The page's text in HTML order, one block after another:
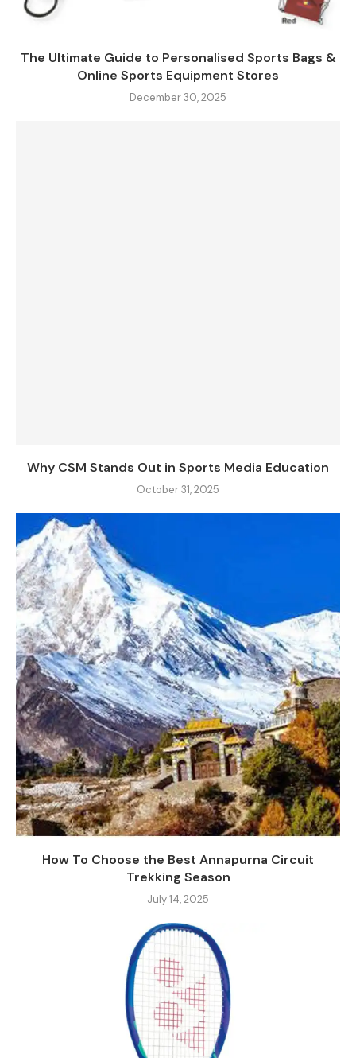
The Ultimate Guide to Personalised Sports Bags &
Online Sports Equipment Stores
December 30, 2025
Why CSM Stands Out in Sports Media Education
October 31, 2025
How To Choose the Best Annapurna Circuit
Trekking Season
July 14, 2025